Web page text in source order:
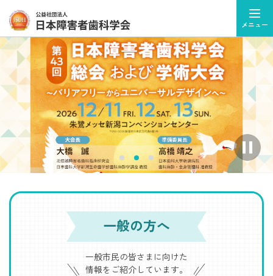
メニュー
ス
ラ
イ
ー
一般の方へ
一般市民の皆さまに向けた
情報をご紹介しています。